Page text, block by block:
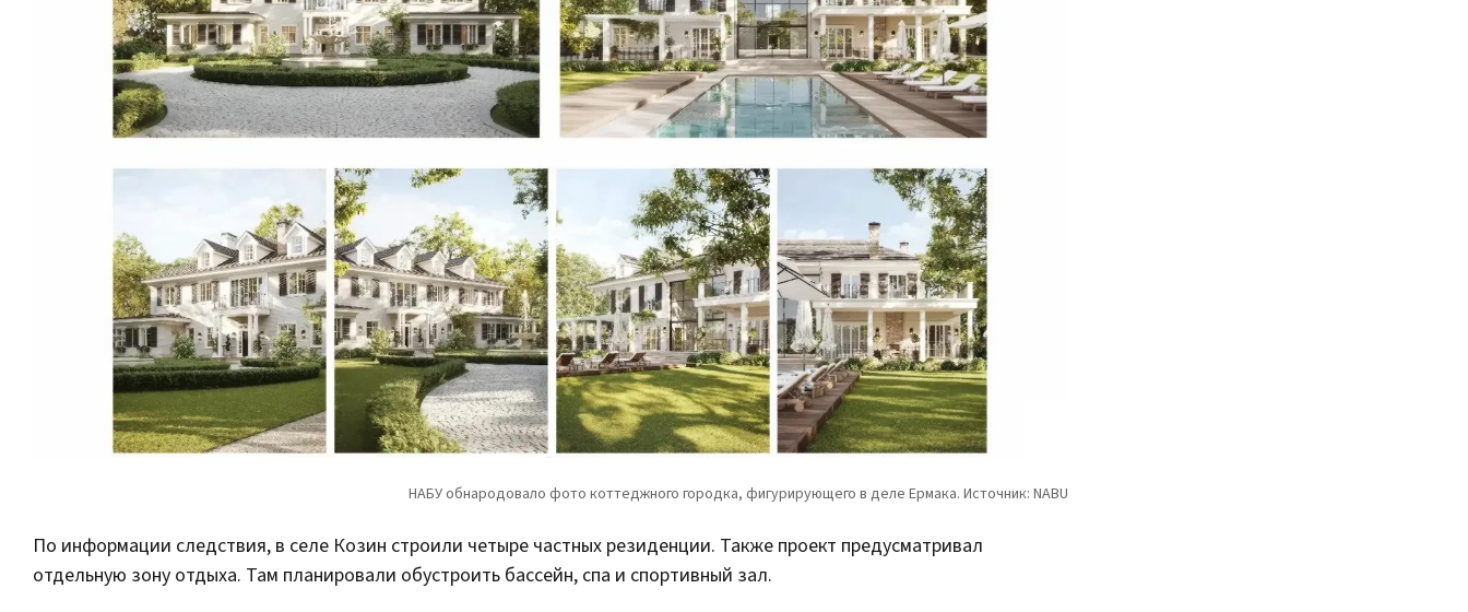
По информации следствия, в селе Козин строили четыре частных резиденции. Также проект предусматривал
отдельную зону отдыха. Там планировали обустроить бассейн, спа и спортивный зал.